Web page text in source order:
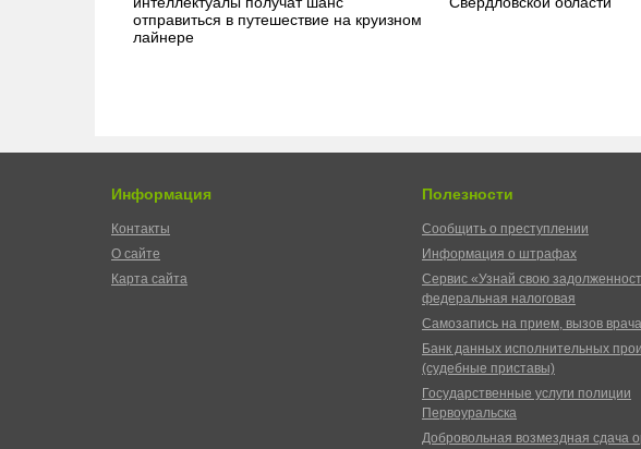
отправиться в путешествие на круизном
лайнере
Информация
Контакты
О сайте
Карта сайта
Полезности
Сообщить о преступлении
Информация о штрафах
Сервис «Узнай свою
федеральная налоговая
Самозапись на прием, вызов
Банк данных исполнительных
(судебные приставы)
Государственные услуги полиции
Первоуральска
Добровольная возмездная сдача